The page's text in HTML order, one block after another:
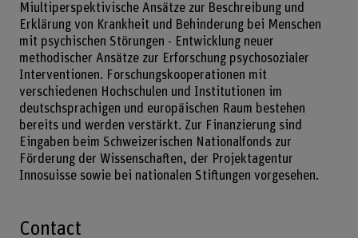
Miultiperspektivische Ansätze zur Beschreibung und
Erklärung von Krankheit und Behinderung bei Menschen
mit psychischen Störungen - Entwicklung neuer
methodischer Ansätze zur Erforschung psychosozialer
Interventionen. Forschungskooperationen mit
verschiedenen Hochschulen und Institutionen im
deutschsprachigen und europäischen Raum bestehen
bereits und werden verstärkt. Zur Finanzierung sind
Eingaben beim Schweizerischen Nationalfonds zur
Förderung der Wissenschaften, der Projektagentur
Innosuisse sowie bei nationalen Stiftungen vorgesehen.
Contact